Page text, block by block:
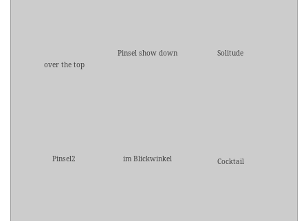
over the top
Pinsel show down Solitude
Pinsel2 im Blickwinkel Cocktail